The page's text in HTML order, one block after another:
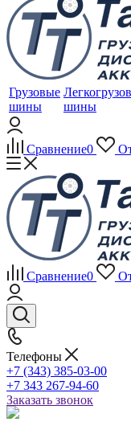
Грузовые
шины
шины
Сравнение0
Сравнение0
Телефоны
+7 (343) 385-03-00
+7 343 267-94-60
Заказать звонок